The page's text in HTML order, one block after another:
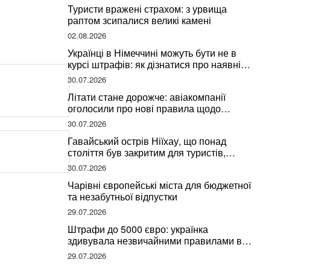
Туристи вражені страхом: з урвища
раптом зсипалися великі камені
02.08.2026
Українці в Німеччині можуть бути не в
курсі штрафів: як дізнатися про наявні
борги
30.07.2026
Літати стане дорожче: авіакомпанії
оголосили про нові правила щодо
вибору місць
30.07.2026
Гавайський острів Ніїхау, що понад
століття був закритим для туристів,
починає приймати перших відвідувачів
30.07.2026
Чарівні європейські міста для бюджетної
та незабутньої відпустки
29.07.2026
Штрафи до 5000 євро: українка
здивувала незвичайними правилами в
Німеччині та поділилася правдою
29.07.2026